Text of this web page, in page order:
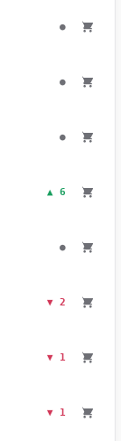
●
●
●
▲ 6
●
▼ 2
▼ 1
▼ 1